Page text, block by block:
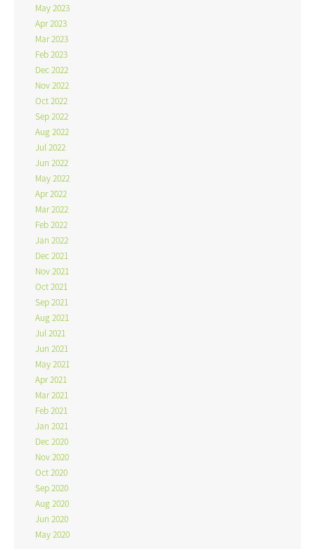
May 2023
Apr 2023
Mar 2023
Feb 2023
Dec 2022
Nov 2022
Oct 2022
Sep 2022
Aug 2022
Jul 2022
Jun 2022
May 2022
Apr 2022
Mar 2022
Feb 2022
Jan 2022
Dec 2021
Nov 2021
Oct 2021
Sep 2021
Aug 2021
Jul 2021
Jun 2021
May 2021
Apr 2021
Mar 2021
Feb 2021
Jan 2021
Dec 2020
Nov 2020
Oct 2020
Sep 2020
Aug 2020
Jun 2020
May 2020